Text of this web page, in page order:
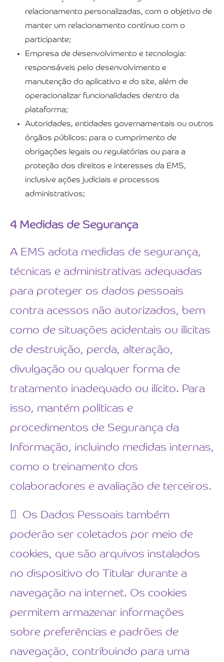
relacionamento personalizadas, com o objetivo de
manter um relacionamento contínuo com o
participante;
Empresa de desenvolvimento e tecnologia:
responsáveis pelo desenvolvimento e
manutenção do aplicativo e do site, além de
operacionalizar funcionalidades dentro da
plataforma;
Autoridades, entidades governamentais ou outros
órgãos públicos: para o cumprimento de
obrigações legais ou regulatórias ou para a
proteção dos direitos e interesses da EMS,
inclusive ações judiciais e processos
administrativos;
4Medidas de Segurança
A EMS adota medidas de segurança,
técnicas e administrativas adequadas
para proteger os dados pessoais
contra acessos não autorizados, bem
como de situações acidentais ou ilícitas
de destruição, perda, alteração,
divulgação ou qualquer forma de
tratamento inadequado ou ilícito. Para
isso, mantém políticas e
procedimentos de Segurança da
Informação, incluindo medidas internas,
como o treinamento dos
colaboradores e avaliação de terceiros.
Os Dados Pessoais também
poderão ser coletados por meio de
cookies, que são arquivos instalados
no dispositivo do Titular durante a
navegação na internet. Os cookies
permitem armazenar informações
sobre preferências e padrões de
navegação, contribuindo para uma